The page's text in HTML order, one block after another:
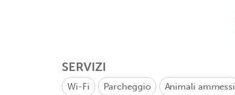
SERVIZI
Wi-Fi Parcheggio Animali ammessi